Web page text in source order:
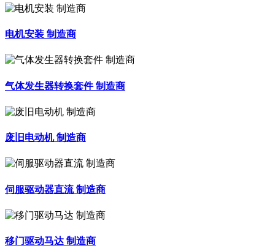
电机安装 制造商
气体发生器转换套件 制造商
废旧电动机 制造商
伺服驱动器直流 制造商
移门驱动马达 制造商